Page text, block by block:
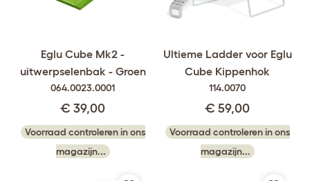
Eglu Cube Mk2 -
uitwerpselenbak - Groen
064.0023.0001
€ 39,00
Voorraad controleren in ons
magazijn...
Ultieme Ladder voor Eglu
Cube Kippenhok
114.0070
€ 59,00
Voorraad controleren in ons
magazijn...